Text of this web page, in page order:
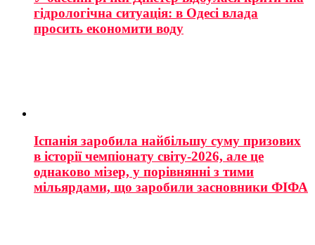
гідрологічна ситуація: в Одесі влада
просить економити воду
Іспанія заробила найбільшу суму призових
в історії чемпіонату світу-2026, але це
однаково мізер, у порівнянні з тими
мільярдами, що заробили засновники ФІФА